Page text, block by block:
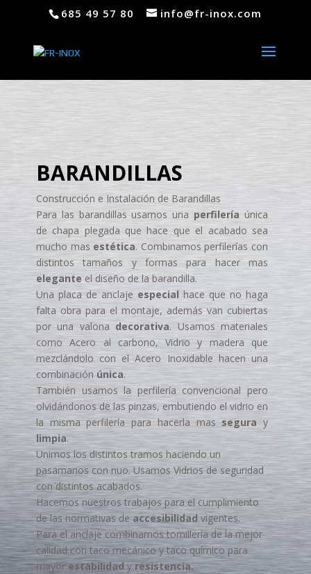
685 49 57 80 info@fr-inox.com
BARANDILLAS
Construcción e Instalación de Barandillas
Para las barandillas usamos una perfilería única
de chapa plegada que hace que el acabado sea
mucho mas estética. Combinamos perfilerías con
distintos tamaños y formas para hacer mas
elegante el diseño de la barandilla.
Una placa de anclaje especial hace que no haga
falta obra para el montaje, además van cubiertas
por una valona decorativa. Usamos materiales
como Acero al carbono, Vidrio y madera que
mezclándolo con el Acero Inoxidable hacen una
combinación única.
También usamos la perfilería convencional pero
olvidándonos de las pinzas, embutiendo el vidrio en
la misma perfilería para hacerla mas segura y
limpia.
Unimos los distintos tramos haciendo un
pasamanos con nuo. Usamos Vidrios de seguridad
con distintos acabados.
Hacemos nuestros trabajos para el cumplimiento
de las normativas de accesibilidadvigentes.
Para el anclaje combinamos tornillería de la mejor
calidad con taco mecánico y taco químico para
mayorestabilidadyresistencia.